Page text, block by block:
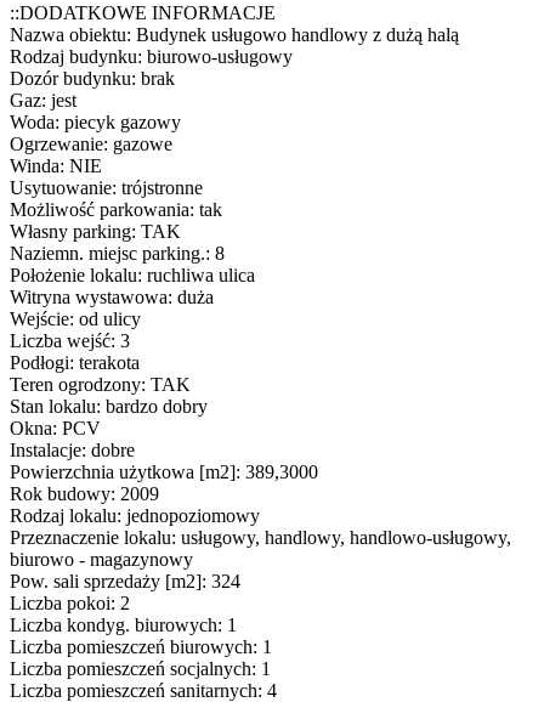
::DODATKOWE INFORMACJE
Nazwa obiektu: Budynek usługowo handlowy z dużą halą
Rodzaj budynku: biurowo-usługowy
Dozór budynku: brak
Gaz: jest
Woda: piecyk gazowy
Ogrzewanie: gazowe
Winda: NIE
Usytuowanie: trójstronne
Możliwość parkowania: tak
Własny parking: TAK
Naziemn. miejsc parking.: 8
Położenie lokalu: ruchliwa ulica
Witryna wystawowa: duża
Wejście: od ulicy
Liczba wejść: 3
Podłogi: terakota
Teren ogrodzony: TAK
Stan lokalu: bardzo dobry
Okna: PCV
Instalacje: dobre
Powierzchnia użytkowa [m2]: 389,3000
Rok budowy: 2009
Rodzaj lokalu: jednopoziomowy
Przeznaczenie lokalu: usługowy, handlowy, handlowo-usługowy,
biurowo - magazynowy
Pow. sali sprzedaży [m2]: 324
Liczba pokoi: 2
Liczba kondyg. biurowych: 1
Liczba pomieszczeń biurowych: 1
Liczba pomieszczeń socjalnych: 1
Liczba pomieszczeń sanitarnych: 4